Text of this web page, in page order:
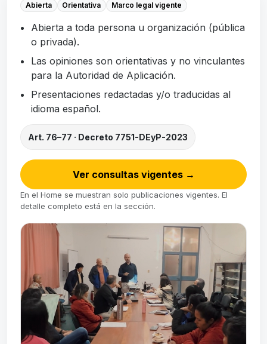
Abierta Orientativa Marco legal vigente
Abierta a toda persona u organización (pública
o privada).
Las opiniones son orientativas y no vinculantes
para la Autoridad de Aplicación.
Presentaciones redactadas y/o traducidas al
idioma español.
Art. 76–77 · Decreto 7751-DEyP-2023
Ver consultas vigentes →
En el Home se muestran solo publicaciones vigentes. El
detalle completo está en la sección.